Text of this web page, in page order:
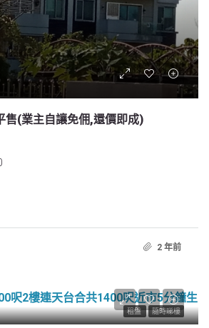
售(業主自讓免佣,還價即成)
2 年前
租盤 隨時睇樓